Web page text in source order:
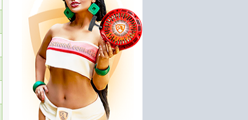
31000 руб.